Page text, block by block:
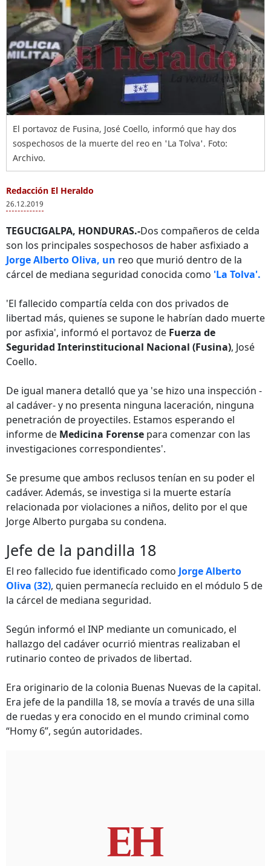
El portavoz de Fusina, José Coello, informó que hay dos
sospechosos de la muerte del reo en 'La Tolva'. Foto:
Archivo.
Redacción El Heraldo
26.12.2019
TEGUCIGALPA, HONDURAS.-Dos compañeros de celda
son los principales sospechosos de haber asfixiado a
Jorge Alberto Oliva, un reo que murió dentro de la
cárcel de mediana seguridad conocida como 'La Tolva'.
'El fallecido compartía celda con dos privados de
libertad más, quienes se supone le habrían dado muerte
por asfixia', informó el portavoz de Fuerza de
Seguridad Interinstitucional Nacional (Fusina), José
Coello.
De igual manera detalló que ya 'se hizo una inspección -
al cadáver- y no presenta ninguna laceración, ninguna
penetración de proyectiles. Estamos esperando el
informe de Medicina Forense para comenzar con las
investigaciones correspondientes'.
Se presume que ambos reclusos tenían en su poder el
cadáver. Además, se investiga si la muerte estaría
relacionada por violaciones a niños, delito por el que
Jorge Alberto purgaba su condena.
Jefe de la pandilla 18
El reo fallecido fue identificado como Jorge Alberto
Oliva (32), quien permanecía recluido en el módulo 5 de
la cárcel de mediana seguridad.
Según informó el INP mediante un comunicado, el
hallazgo del cadáver ocurrió mientras realizaban el
rutinario conteo de privados de libertad.
Era originario de la colonia Buenas Nuevas de la capital.
Era jefe de la pandilla 18, se movía a través de una silla
de ruedas y era conocido en el mundo criminal como
“Homy 6”, según autoridades.